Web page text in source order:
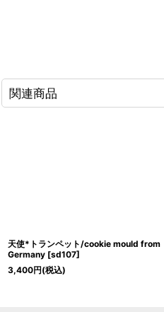
関連商品
天使*トランペット/cookie mould from
Germany [sd107]
3,400円(税込)